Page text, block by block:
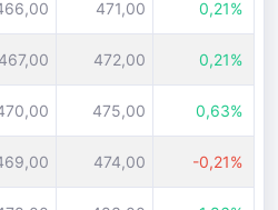
471,00 0,21%
467,00 472,00 0,21%
475,00 0,63%
474,00 -0,21%